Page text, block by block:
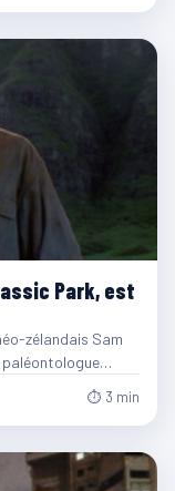
Park, est
zélandais Sam
paléontologue…
⏱ 3 min